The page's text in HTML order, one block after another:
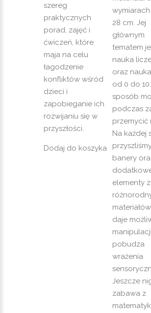
szereg
praktycznych
porad, zajęć i
ćwiczeń, które
maja na celu
łagodzenie
konfliktów wśród
dzieci i
zapobieganie ich
rozwijaniu się w
przyszłości.
Dodaj do koszyka
28 cm. Jej
głównym
tematem
nauka
oraz
od 0 do
sposób
podczas
przemycić
Na każdej
banery
elementy z
daje
pobudza
wrażenia
Jeszcze
zabawa z